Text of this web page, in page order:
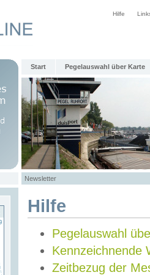
Hilfe
Start Pegelauswahl über Karte
Newsletter
Hilfe
Pegelauswahl
Kennzeichnende
Zeitbezug der